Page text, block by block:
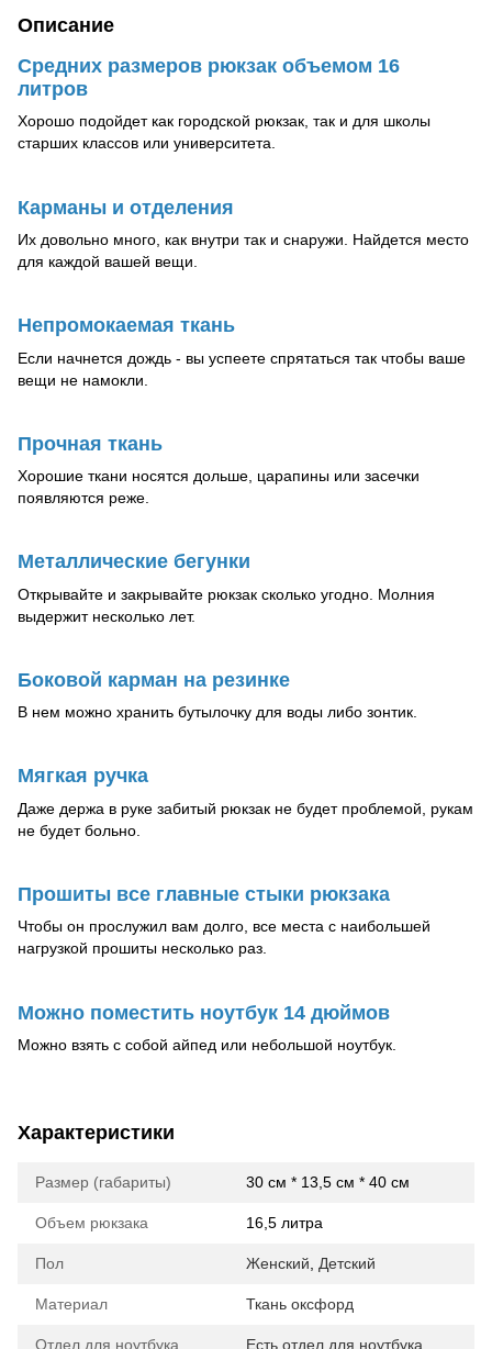
Описание
Средних размеров рюкзак объемом 16
литров
Хорошо подойдет как городской рюкзак, так и для школы
старших классов или университета.
Карманы и отделения
Их довольно много, как внутри так и снаружи. Найдется место
для каждой вашей вещи.
Непромокаемая ткань
Если начнется дождь - вы успеете спрятаться так чтобы ваше
вещи не намокли.
Прочная ткань
Хорошие ткани носятся дольше, царапины или засечки
появляются реже.
Металлические бегунки
Открывайте и закрывайте рюкзак сколько угодно. Молния
выдержит несколько лет.
Боковой карман на резинке
В нем можно хранить бутылочку для воды либо зонтик.
Мягкая ручка
Даже держа в руке забитый рюкзак не будет проблемой, рукам
не будет больно.
Прошиты все главные стыки рюкзака
Чтобы он прослужил вам долго, все места с наибольшей
нагрузкой прошиты несколько раз.
Можно поместить ноутбук 14 дюймов
Можно взять с собой айпед или небольшой ноутбук.
Характеристики
Размер (габариты) 30 см * 13,5 см * 40 см
Объем рюкзака 16,5 литра
Пол Женский Детский
Материал Ткань оксфорд
Отдел для ноутбука Есть отдел для ноутбука